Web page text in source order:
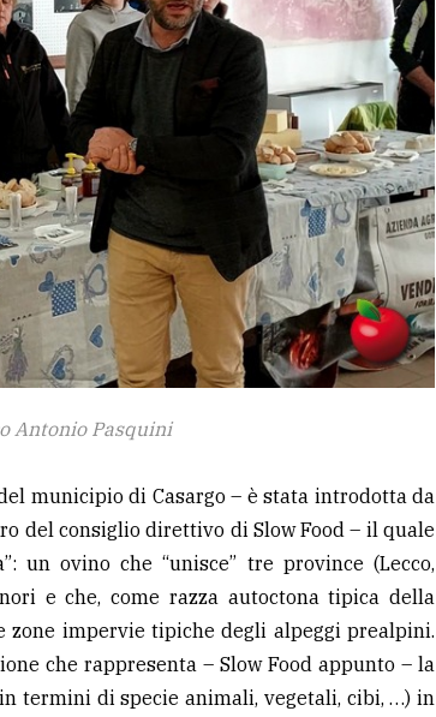
Antonio Pasquini
municipio di Casargo – è stata introdotta da
del consiglio direttivo di Slow Food – il quale
un ovino che “unisce” tre province (Lecco,
e che, come razza autoctona tipica della
impervie tipiche degli alpeggi prealpini.
che rappresenta – Slow Food appunto – la
termini di specie animali, vegetali, cibi, …) in